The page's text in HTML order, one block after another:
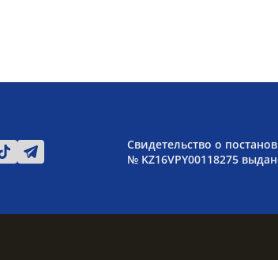
Свидетельство о
№ KZ16VPY00118275